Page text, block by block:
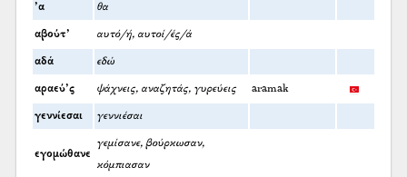
’α θα
αβούτ’ αυτό/ή, αυτοί/ές/ά
αδά εδώ
αραεύ’ς ψάχνεις, αναζητάς, γυρεύεις aramak
γεννίεσαι γεννιέσαι
εγομώθανε
γεμίσανε, βούρκωσαν,
κόμπιασαν